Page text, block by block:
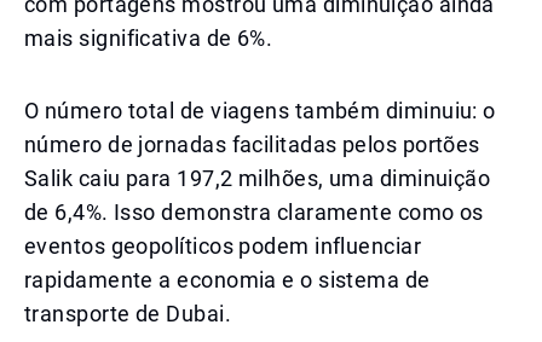
mais significativa de 6%.
O número total de viagens também diminuiu: o
número de jornadas facilitadas pelos portões
Salik caiu para 197,2 milhões, uma diminuição
de 6,4%. Isso demonstra claramente como os
eventos geopolíticos podem influenciar
rapidamente a economia e o sistema de
transporte de Dubai.